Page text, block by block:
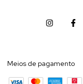
Meios de pagamento